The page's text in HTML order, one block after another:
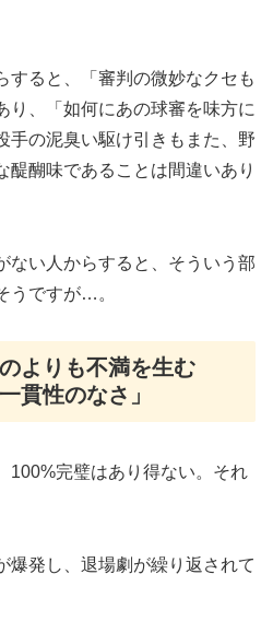
すると、「審判の微妙なクセも
り、「如何にあの球審を味方に
手の泥臭い駆け引きもまた、野
醍醐味であることは間違いあり
ない人からすると、そういう部
うですが…。
よりも不満を生む
貫性のなさ」
100%完璧はあり得ない。それ
爆発し、退場劇が繰り返されて